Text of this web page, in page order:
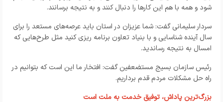
شود و همه با هم این کار‌ها را دنبال کنند و به نتیجه برسانند.
سردار سلیمانی گفت: شما عزیزان در استان باید عرصه‌های مستعد را برای
سال آینده شناسایی و با بنیاد تعاون برنامه ریزی کنید مثل طرح‌هایی که
امسال به نتیجه رساندید.
رئیس سازمان بسیج مستضعفین گفت: افتخار ما این است که بتوانیم در
راه حل مشکلات مردم قدم برداریم.
بزرگ‌ترین پاداش‌، توفیق خدمت به ملت است